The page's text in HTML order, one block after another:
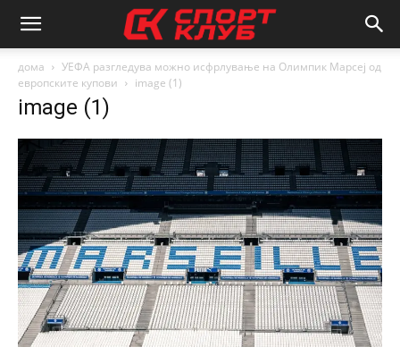
дома
УЕФА разгледува можно исфрлување на Олимпик Марсеј од
европските купови
image (1)
image (1)